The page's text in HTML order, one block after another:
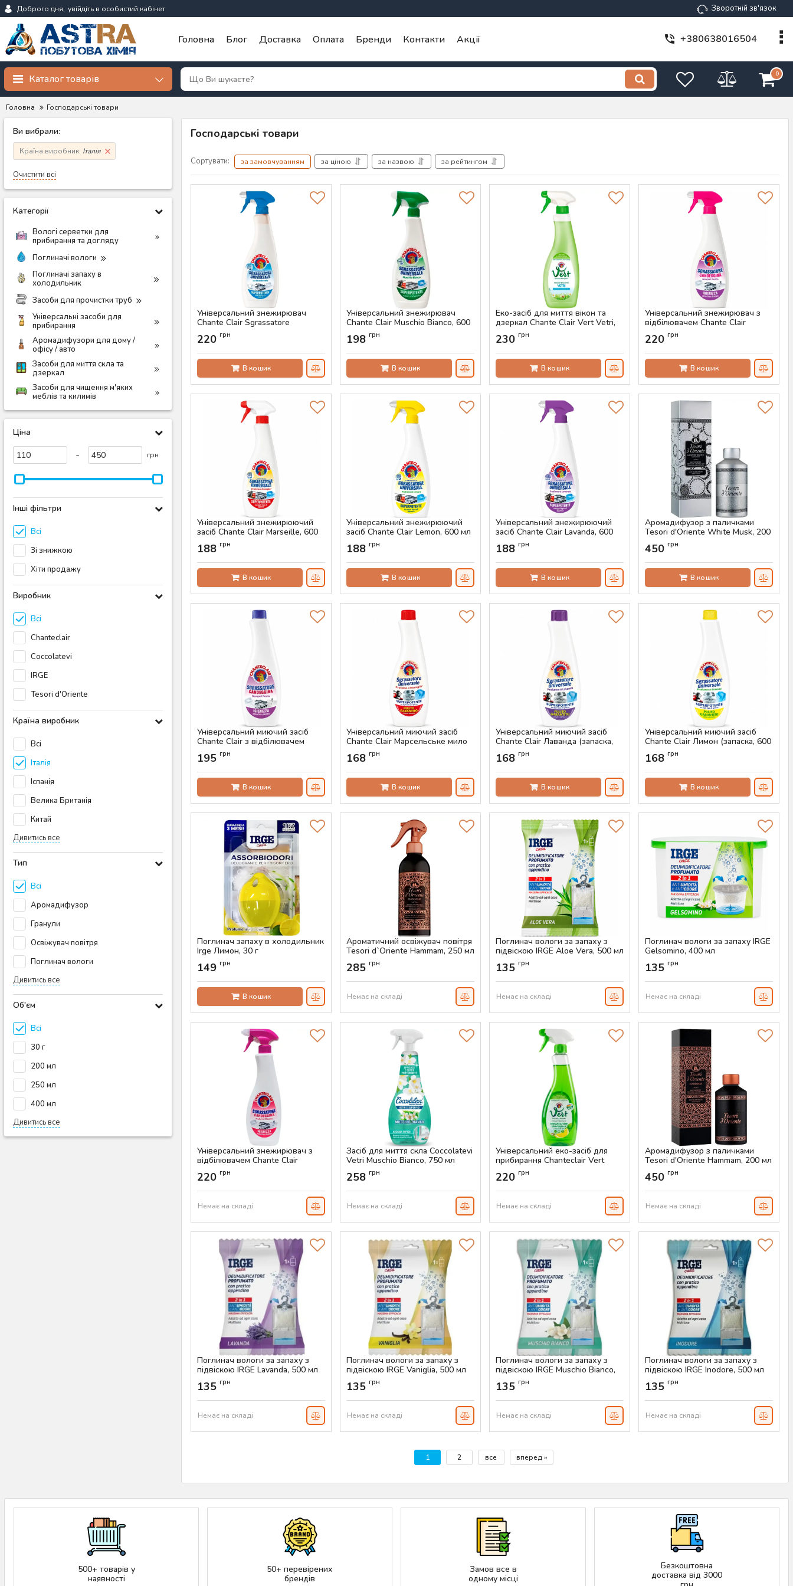
Доброго дня, увійдіть в особистий кабінет Зворотній зв'язок
Головна Блог Доставка Оплата Бренди Контакти Акції +380638016504
Каталог товарів 0
Головна Господарські товари
Ви вибрали:
Країна виробник: Італія
Очистити всі
Категорії
Вологі серветки для
прибирання та догляду
Поглиначі вологи
Поглиначі запаху в
холодильник
Засоби для прочистки труб
Універсальні засоби для
прибирання
Аромадифузори для дому /
офісу / авто
Засоби для миття скла та
дзеркал
Засоби для чищення м'яких
меблів та килимів
Ціна
- грн
Інші фільтри
Всі
Зі знижкою
Хіти продажу
Виробник
Всі
Chanteclair
Coccolatevi
IRGE
Tesori d'Oriente
Країна виробник
Всі
Італія
Іспанія
Велика Британія
Китай
Дивитись все
Тип
Всі
Аромадифузор
Гранули
Освіжувач повітря
Поглинач вологи
Дивитись все
Об'єм
Всі
30 г
200 мл
250 мл
400 мл
Дивитись все
Господарські товари
Сортувати: за замовчуванням за ціною за назвою за рейтингом
Універсальний знежирювач
Chante Clair Sgrassatore
Bicarbonato, 600 мл
Артикул:
220 грн
В кошик
Універсальний знежирювач
Chante Сlair Muschio Bianco, 600
Артикул:
198 грн
В кошик
Еко-засіб для миття вікон та
дзеркал Chante Сlair Vert Vetri,
625 мл
Артикул:
230 грн
В кошик
Універсальний знежирювач з
відбілювачем Chante Clair
Sgrassatore Candeggina Bouquet,
625 мл
Артикул:AS-00517
220 грн
В кошик
Універсальний знежирюючий
засіб Chante Clair Marseille, 600
Артикул:
188 грн
В кошик
Універсальний знежирюючий
засіб Chante Clair Lemon, 600 мл
Артикул:AS-00515
188 грн
В кошик
Універсальний знежирюючий
засіб Chante Clair Lavanda, 600
Артикул:
188 грн
В кошик
Аромадифузор з паличками
Tesori d'Oriente White Musk, 200
Артикул:
450 грн
В кошик
Універсальний миючий засіб
Chante Clair з відбілювачем
(запаска, 625 мл)
Артикул:
195 грн
В кошик
Універсальний миючий засіб
Chante Clair Марсельське мило
(запаска, 600 мл)
Артикул:
168 грн
В кошик
Універсальний миючий засіб
Chante Clair Лаванда (запаска,
600 мл)
Артикул:
168 грн
В кошик
Універсальний миючий засіб
Chante Clair Лимон (запаска, 600
Артикул:
168 грн
В кошик
Поглинач запаху в холодильник
Irge Лимон, 30 г
Артикул:AS-00395
149 грн
В кошик
Ароматичний освіжувач повітря
Tesori d`Oriente Hammam, 250 мл
Артикул:AS-00774
285 грн
Немає на складі
Поглинач вологи за запаху з
підвіскою IRGE Aloe Vera, 500 мл
Артикул:AS-00695
135 грн
Немає на складі
Поглинач вологи за запаху IRGE
Gelsomino, 400 мл
Артикул:AS-00693
135 грн
Немає на складі
Універсальний знежирювач з
відбілювачем Chante Clair
Sgrassatore Candeggina, 625 мл
Артикул:
220 грн
Немає на складі
Засіб для миття скла Coccolatevi
Vetri Muschio Bianco, 750 мл
Артикул:AS-00555
258 грн
Немає на складі
Універсальний еко-засіб для
прибирання Chanteclair Vert
Sgrassatore Universale, 700 мл
Артикул:
220 грн
Немає на складі
Аромадифузор з паличками
Tesori d'Oriente Hammam, 200 мл
Артикул:AS-00462
450 грн
Немає на складі
Поглинач вологи за запаху з
підвіскою IRGE Lavanda, 500 мл
Артикул:AS-00394
135 грн
Немає на складі
Поглинач вологи за запаху з
підвіскою IRGE Vaniglia, 500 мл
Артикул:AS-00393
135 грн
Немає на складі
Поглинач вологи за запаху з
підвіскою IRGE Muschio Bianco,
500 мл
Артикул:
135 грн
Немає на складі
Поглинач вологи за запаху з
підвіскою IRGE Inodore, 500 мл
Артикул:AS-00391
135 грн
Немає на складі
1 2 все вперед »
500+ товарів у
наявності
50+ перевірених
брендів
Замов все в
одному місці
Безкоштовна
доставка від 3000